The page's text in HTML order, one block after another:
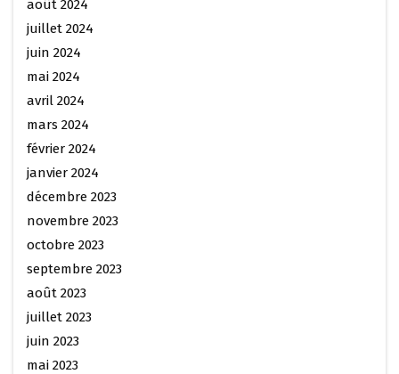
août 2024
juillet 2024
juin 2024
mai 2024
avril 2024
mars 2024
février 2024
janvier 2024
décembre 2023
novembre 2023
octobre 2023
septembre 2023
août 2023
juillet 2023
juin 2023
mai 2023